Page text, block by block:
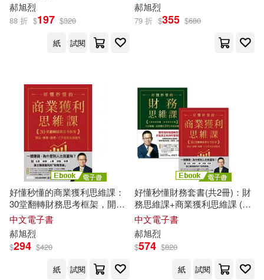
郝旭烈
88 折 $197 $320
紙
試閱
郝旭烈
79 折 $355 $680
好懂秒懂的商業獲利思維課：
30堂翻轉財務思考框架，開
店、創業、經營、工作績效有
感提升 (電子書)
中文電子書
郝旭烈
$294 $420
紙
試閱
好懂秒懂財務套書(共2冊)：財
務思維課+商業獲利思維課 (電
子書)
中文電子書
郝旭烈
$574 $820
紙
試閱